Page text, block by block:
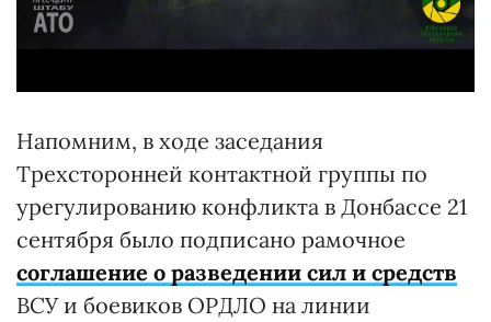
Напомним, в ходе заседания
Трехсторонней контактной группы по
урегулированию конфликта в Донбассе 21
сентября было подписано рамочное
соглашение о разведении сил и средств
ВСУ и боевиков ОРДЛО на линии